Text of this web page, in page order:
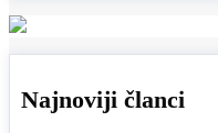
Najnoviji članci